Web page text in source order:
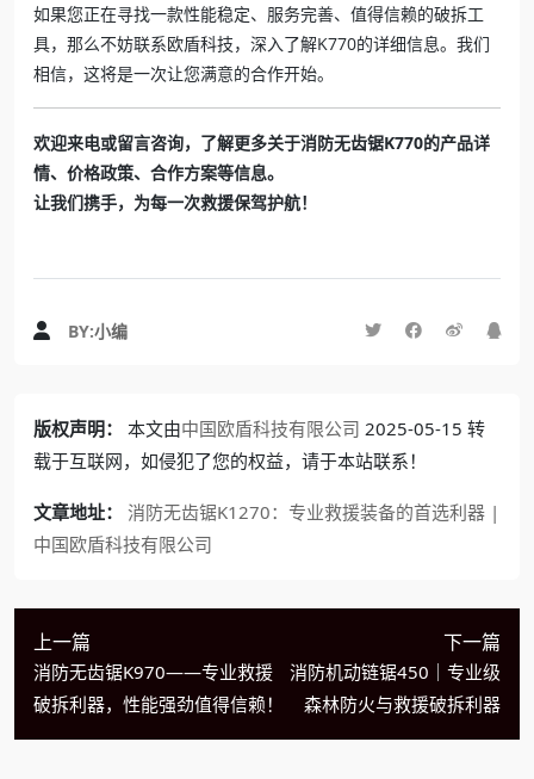
如果您正在寻找一款性能稳定、服务完善、值得信赖的破拆工
具，那么不妨联系欧盾科技，深入了解K770的详细信息。我们
相信，这将是一次让您满意的合作开始。
欢迎来电或留言咨询，了解更多关于消防无齿锯K770的产品详
情、价格政策、合作方案等信息。
让我们携手，为每一次救援保驾护航！
BY:小编
版权声明： 本文由中国欧盾科技有限公司 2025-05-15 转
载于互联网，如侵犯了您的权益，请于本站联系！
文章地址：
消防无齿锯K1270：专业救援装备的首选利器 |
中国欧盾科技有限公司
上一篇
消防无齿锯K970——专业救援
破拆利器，性能强劲值得信赖！
下一篇
消防机动链锯450｜专业级
森林防火与救援破拆利器